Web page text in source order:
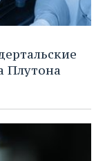
Плутона